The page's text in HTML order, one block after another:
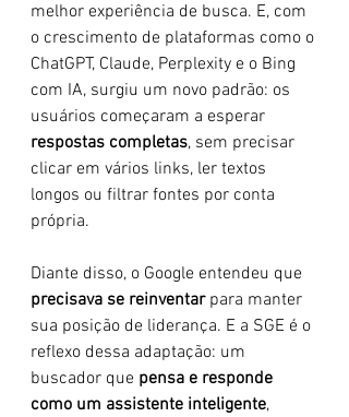
melhor experiência de busca. E, com
o crescimento de plataformas como o
ChatGPT, Claude, Perplexity e o Bing
com IA, surgiu um novo padrão: os
usuários começaram a esperar
respostas completas, sem precisar
clicar em vários links, ler textos
longos ou filtrar fontes por conta
própria.
Diante disso, o Google entendeu que
precisava se reinventar para manter
sua posição de liderança. E a SGE é o
reflexo dessa adaptação: um
buscador que pensa e responde
como um assistente inteligente,